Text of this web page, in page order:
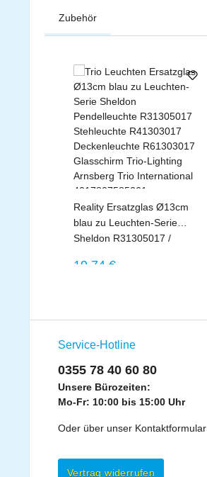
Zubehör
Reality Ersatzglas Ø13cm
blau zu Leuchten-Serie
Sheldon R31305017 /
Regulärer Preis:
19,74 €
Service-Hotline
0355 78 40 60 80
Unsere Bürozeiten:
Mo-Fr: 10:00 bis 15:00 Uhr
Oder über unser Kontaktformular
Vertrag widerrufen